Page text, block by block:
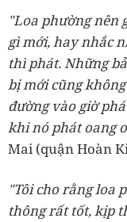
"Loa phường nên
gì mới, hay nhắc
thì phát. Những
bị mới cũng
đường vào giờ
khi nó phát oang
Mai (quận Hoàn
"Tôi cho rằng loa
thông rất tốt, kịp